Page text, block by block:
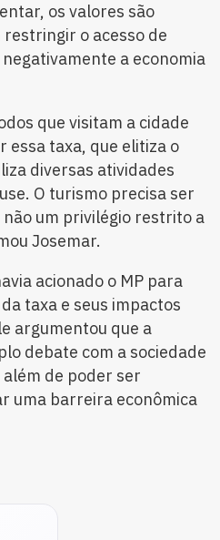
os valores são
o acesso de
a economia
que visitam a cidade
essa taxa, que elitiza o
diversas atividades
O turismo precisa ser
um privilégio restrito a
Josemar.
acionado o MP para
taxa e seus impactos
argumentou que a
debate com a sociedade
de poder ser
uma barreira econômica